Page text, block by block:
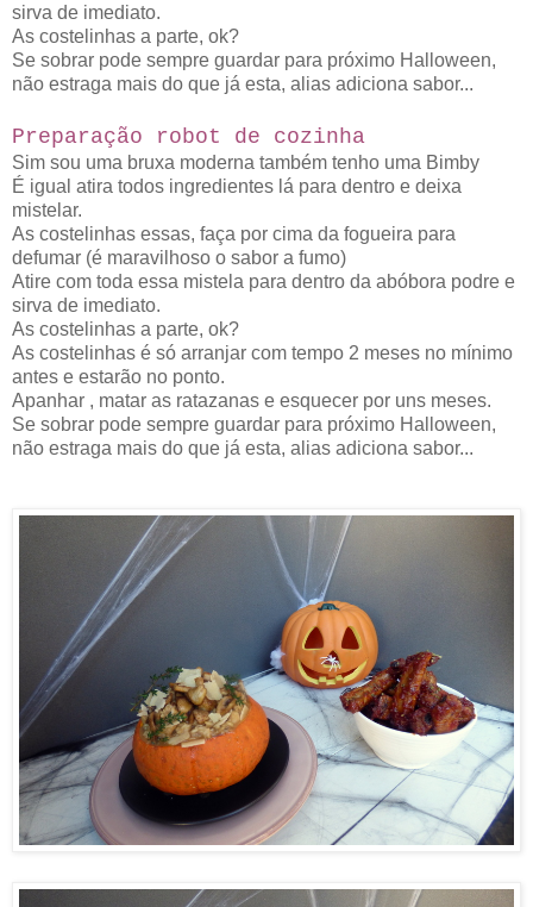
sirva de imediato.
As costelinhas a parte, ok?
Se sobrar pode sempre guardar para próximo Halloween,
não estraga mais do que já esta, alias adiciona sabor...
Preparação robot de cozinha
Sim sou uma bruxa moderna também tenho uma Bimby
É igual atira todos ingredientes lá para dentro e deixa
mistelar.
As costelinhas essas, faça por cima da fogueira para
defumar (é maravilhoso o sabor a fumo)
Atire com toda essa mistela para dentro da abóbora podre e
sirva de imediato.
As costelinhas a parte, ok?
As costelinhas é só arranjar com tempo 2 meses no mínimo
antes e estarão no ponto.
Apanhar , matar as ratazanas e esquecer por uns meses.
Se sobrar pode sempre guardar para próximo Halloween,
não estraga mais do que já esta, alias adiciona sabor...